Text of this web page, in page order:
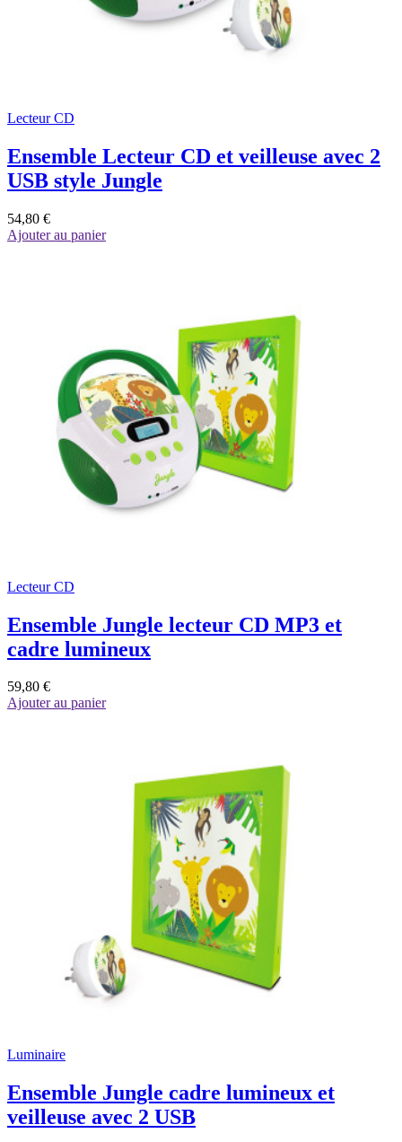
Lecteur CD
Ensemble Lecteur CD et veilleuse avec 2
USB style Jungle
54,80 €
Ajouter au panier
Lecteur CD
Ensemble Jungle lecteur CD MP3 et
cadre lumineux
59,80 €
Ajouter au panier
Luminaire
Ensemble Jungle cadre lumineux et
veilleuse avec 2 USB